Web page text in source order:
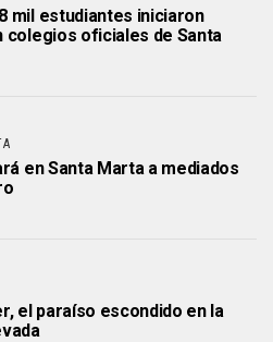
mil estudiantes iniciaron
colegios oficiales de Santa
en Santa Marta a mediados
el paraíso escondido en la